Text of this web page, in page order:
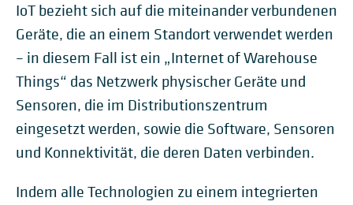
IoT bezieht sich auf die miteinander verbundenen
Geräte, die an einem Standort verwendet werden
– in diesem Fall ist ein „Internet of Warehouse
Things“ das Netzwerk physischer Geräte und
Sensoren, die im Distributionszentrum
eingesetzt werden, sowie die Software, Sensoren
und Konnektivität, die deren Daten verbinden.
Indem alle Technologien zu einem integrierten